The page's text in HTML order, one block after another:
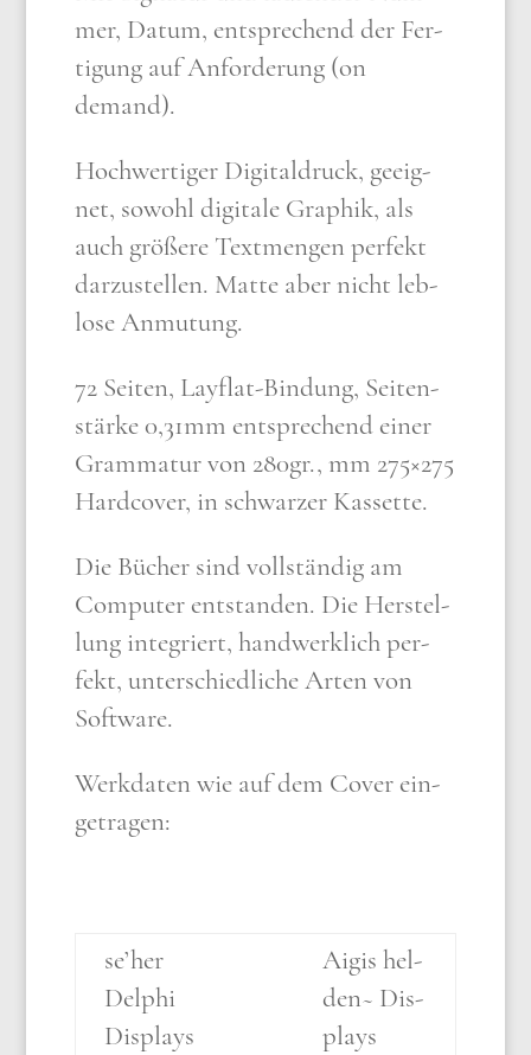
mer, Datum, ent­spre­chend der Fer­
ti­gung auf Anfor­de­rung (on
demand).
Hoch­wer­ti­ger Digi­tal­druck, geeig­
net, sowohl digi­ta­le Gra­phik, als
auch grö­ße­re Text­men­gen per­fekt
dar­zu­stel­len. Mat­te aber nicht leb­
lo­se Anmu­tung.
72 Sei­ten, Lay­flat-Bin­dung, Sei­ten­
stär­ke 0,31mm ent­spre­chend einer
Gram­ma­tur von 280gr., mm 275×275
Hard­co­ver, in schwar­zer Kas­set­te.
Die Bücher sind voll­stän­dig am
Com­pu­ter ent­stan­den. Die Her­stel­
lung inte­griert, hand­werk­lich per­
fekt, unter­schied­li­che Arten von
Soft­ware.
Werk­da­ten wie auf dem Cover ein­
ge­tra­gen:
se’her
Del­phi
Dis­plays
Aigis hel­
den~ Dis­
plays